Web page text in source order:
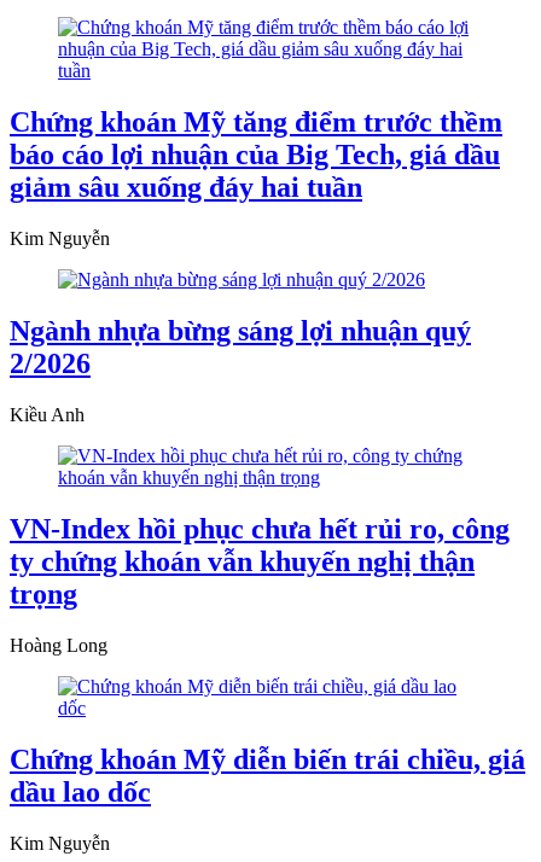
Chứng khoán Mỹ tăng điểm trước thềm
báo cáo lợi nhuận của Big Tech, giá dầu
giảm sâu xuống đáy hai tuần
Kim Nguyễn
Ngành nhựa bừng sáng lợi nhuận quý
2/2026
Kiều Anh
VN-Index hồi phục chưa hết rủi ro, công
ty chứng khoán vẫn khuyến nghị thận
trọng
Hoàng Long
Chứng khoán Mỹ diễn biến trái chiều, giá
dầu lao dốc
Kim Nguyễn